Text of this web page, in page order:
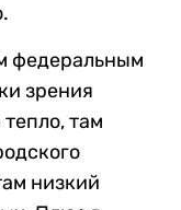
федеральным
зрения
там
низкий